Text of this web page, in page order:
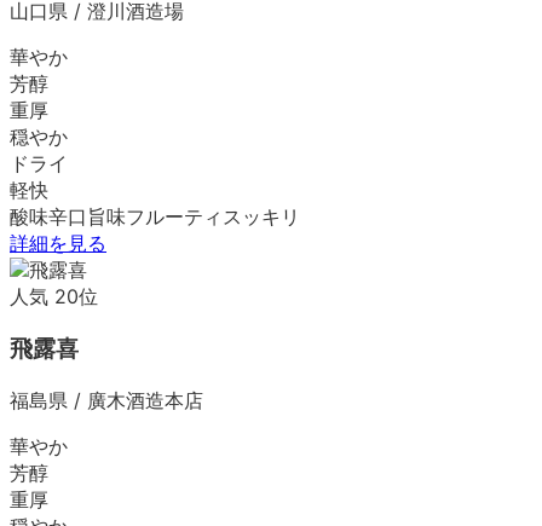
山口県 / 澄川酒造場
華やか
芳醇
重厚
穏やか
ドライ
軽快
酸味辛口 旨味フルーティ スッキリ
詳細を見る
人気 20位
飛露喜
福島県 / 廣木酒造本店
華やか
芳醇
重厚